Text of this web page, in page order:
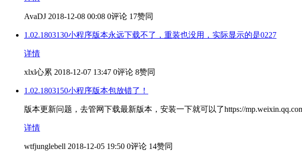
AvaDJ 2018-12-08 00:08 0评论 17赞同
1.02.1803130小程序版本永远下载不了，重装也没用，实际显示的是0227
详情
xlxl心累 2018-12-07 13:47 0评论 8赞同
1.02.1803150小程序版本包放错了！
版本更新问题，去管网下载最新版本，安装一下就可以了https://
详情
wtfjunglebell 2018-12-05 19:50 0评论 14赞同